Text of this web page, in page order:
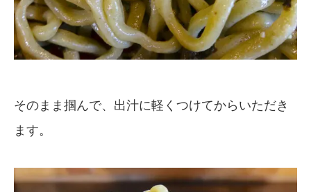
そのまま掴んで、出汁に軽くつけてからいただき
ます。